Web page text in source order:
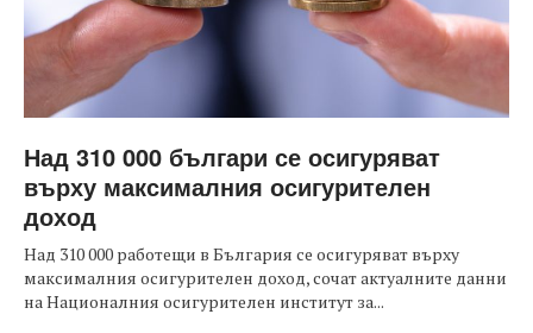
Над 310 000 българи се осигуряват
върху максималния осигурителен
доход
Над 310 000 работещи в България се осигуряват върху
максималния осигурителен доход, сочат актуалните данни
на Националния осигурителен институт за...